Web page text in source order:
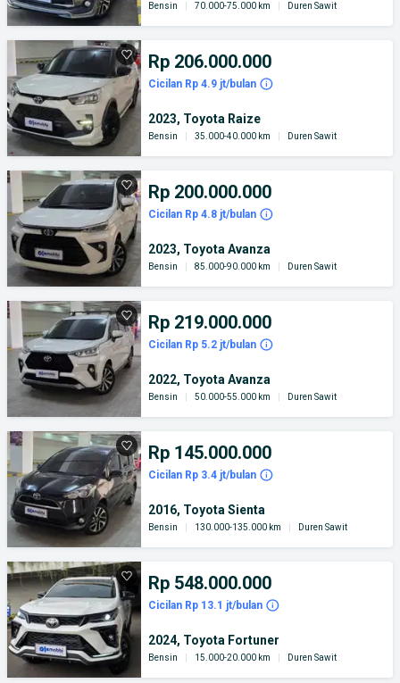
Bensin 70.000-75.000 km Duren Sawit
Rp 206.000.000
Cicilan Rp 4.9 jt/bulan
2023, Toyota Raize
Bensin 35.000-40.000 km Duren Sawit
Rp 200.000.000
Cicilan Rp 4.8 jt/bulan
2023, Toyota Avanza
Bensin 85.000-90.000 km Duren Sawit
Rp 219.000.000
Cicilan Rp 5.2 jt/bulan
2022, Toyota Avanza
Bensin 50.000-55.000 km Duren Sawit
Rp 145.000.000
Cicilan Rp 3.4 jt/bulan
2016, Toyota Sienta
Bensin 130.000-135.000 km Duren Sawit
Rp 548.000.000
Cicilan Rp 13.1 jt/bulan
2024, Toyota Fortuner
Bensin 15.000-20.000 km Duren Sawit